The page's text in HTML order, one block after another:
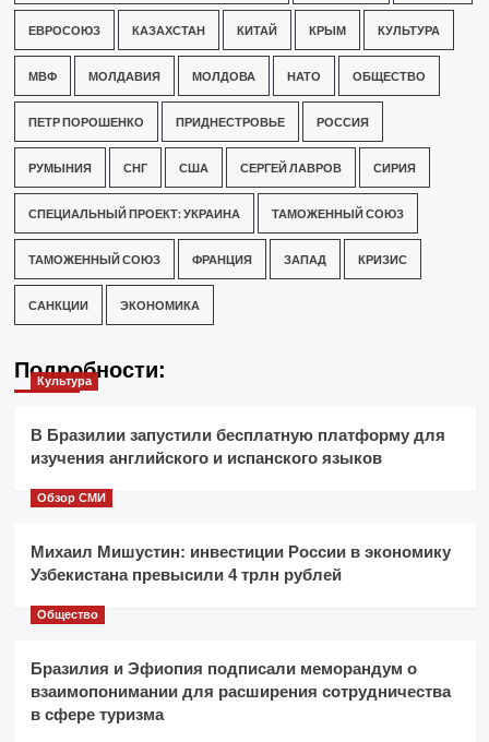
ЕВРОСОЮЗ КАЗАХСТАН КИТАЙ КРЫМ КУЛЬТУРА
МВФ МОЛДАВИЯ МОЛДОВА НАТО ОБЩЕСТВО
ПЕТР ПОРОШЕНКО ПРИДНЕСТРОВЬЕ РОССИЯ
РУМЫНИЯ СНГ США СЕРГЕЙ ЛАВРОВ СИРИЯ
СПЕЦИАЛЬНЫЙ ПРОЕКТ: УКРАИНА ТАМОЖЕННЫЙ СОЮЗ
ТАМОЖЕННЫЙ СОЮЗ ФРАНЦИЯ ЗАПАД КРИЗИС
САНКЦИИ ЭКОНОМИКА
Подробности:
Культура
В Бразилии запустили бесплатную платформу для
изучения английского и испанского языков
Обзор СМИ
Михаил Мишустин: инвестиции России в экономику
Узбекистана превысили 4 трлн рублей
Общество
Бразилия и Эфиопия подписали меморандум о
взаимопонимании для расширения сотрудничества
в сфере туризма